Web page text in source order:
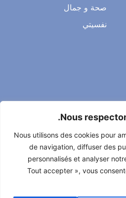
Nous
Nous utilisons des cookies pour
de navigation, diffuser des
personnalisés et analyser
Tout accepter », vous
صحة و جمال
نفسيتي